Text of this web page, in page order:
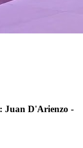
Juan D'Arienzo -